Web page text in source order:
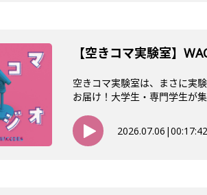
【空きコマ実験室】
空きコマ実験室は、まさに実
お届け！大学生・専門学生が
2026.07.06 |00:17:42